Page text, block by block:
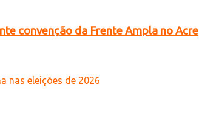
convenção da Frente Ampla no Acre